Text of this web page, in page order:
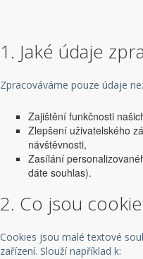
1. Jaké údaje
Zpracováváme pouze údaje
Zajištění funkčnosti
Zlepšení uživatelského
návštěvnosti,
Zasílání
dáte souhlas).
2. Co jsou
Cookies jsou malé textové
zařízení. Slouží například k: